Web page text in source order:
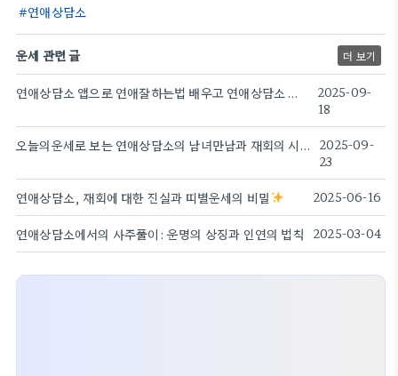
연애상담소
운세 관련 글 더 보기
연애상담소 앱으로 연애잘하는법 배우고 연애상담소 팁받기
2025-09-
18
오늘의운세로 보는 연애상담소의 남녀만남과 재회의 시점 분석
2025-09-
23
연애상담소, 재회에 대한 진실과 띠별운세의 비밀 2025-06-16
연애상담소에서의 사주풀이: 운명의 상징과 인연의 법칙 2025-03-04